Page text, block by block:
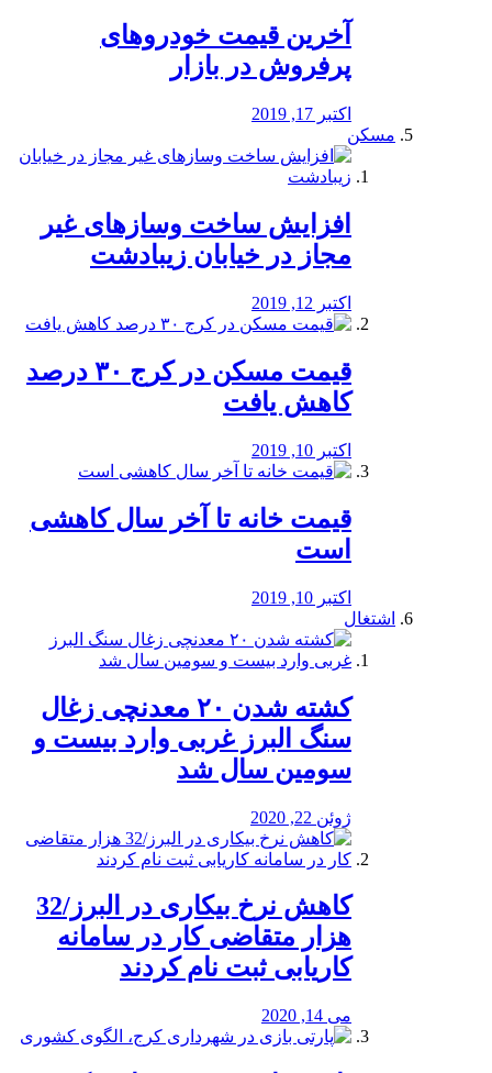
آخرین قیمت خودرو‌های
پرفروش در بازار
اکتبر 17, 2019
مسکن
افزایش ساخت وسازهای غیر
مجاز در خیابان زیبادشت
اکتبر 12, 2019
️قیمت مسکن در کرج ۳۰ درصد
کاهش یافت
اکتبر 10, 2019
قیمت خانه تا آخر سال کاهشی
است
اکتبر 10, 2019
اشتغال
کشته شدن ۲۰ معدنچی زغال
سنگ البرز غربی وارد بیست و
سومین سال شد
ژوئن 22, 2020
کاهش نرخ بیکاری در البرز/32
هزار متقاضی کار در سامانه
کاریابی ثبت نام کردند
می 14, 2020